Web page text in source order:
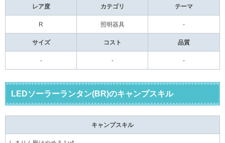
レア度 カテゴリ テーマ
R 照明器具 -
サイズ コスト 品質
- - -
LEDソーラーランタン(BR)のキャンプスキル
キャンプスキル